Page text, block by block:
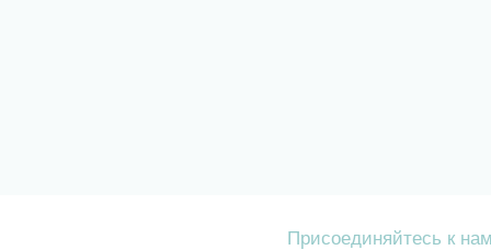
Присоединяйтесь к